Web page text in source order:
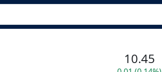
10.45